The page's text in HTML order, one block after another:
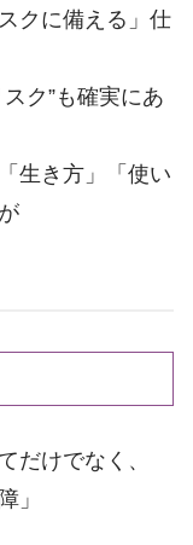
クに備える」仕
ク”も確実にあ
生き方」「使い
だけでなく、
」